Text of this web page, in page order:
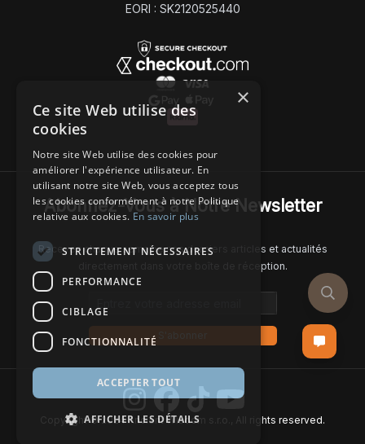
EORI : SK2120525440
Abonnez-Vous à Notre Newsletter
Recevez chaque semaine nos derniers articles et actualités
directement dans votre boîte de réception.
Copyright © 2024 Ancient Wisdom s.r.o., All rights reserved.
×
Ce site Web utilise des
cookies
Notre site Web utilise des cookies pour
améliorer l'expérience utilisateur. En
utilisant notre site Web, vous acceptez tous
les cookies conformément à notre Politique
relative aux cookies.En savoir plus
STRICTEMENT NÉCESSAIRES
PERFORMANCE
CIBLAGE
FONCTIONNALITÉ
ACCEPTER TOUT
AFFICHER LES DÉTAILS